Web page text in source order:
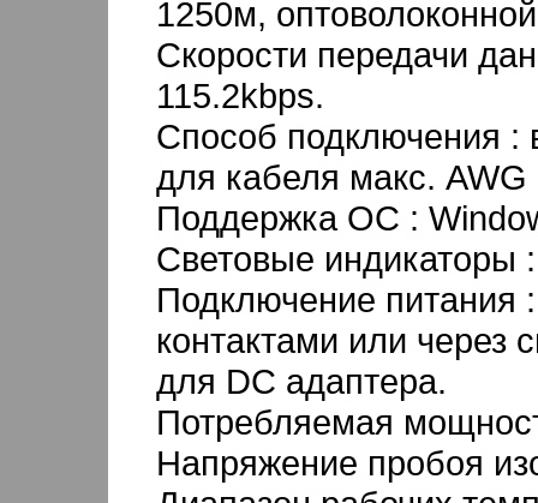
1250м,
Скорости передачи
115.2kbps.
Способ подключения :
для кабеля макс. AWG
Поддержка ОС :
Cветовые индикаторы
Подключение питания
контактами или через
для DC адаптера.
Потребляемая
Напряжение пробоя